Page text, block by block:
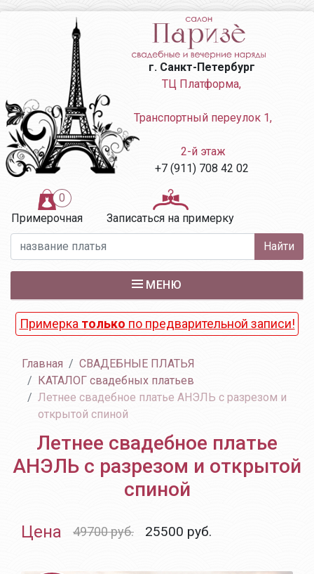
г. Санкт-Петербург
ТЦ Платформа,
Транспортный переулок 1,
2-й этаж
+7 (911) 708 42 02
Примерочная
0
Записаться на примерку
Найти
МЕНЮ
Примерка только по предварительной записи!
Главная
СВАДЕБНЫЕ ПЛАТЬЯ
КАТАЛОГ свадебных платьев
Летнее свадебное платье АНЭЛЬ с разрезом и
открытой спиной
Летнее свадебное платье
АНЭЛЬ с разрезом и открытой
спиной
Цена 49700 руб. 25500 руб.